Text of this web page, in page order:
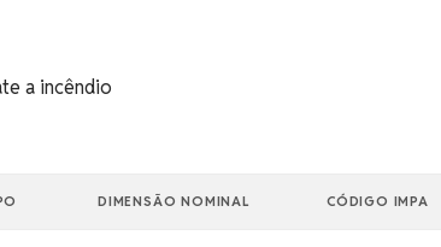
a incêndio
DIMENSÃO NOMINAL CÓDIGO IMPA